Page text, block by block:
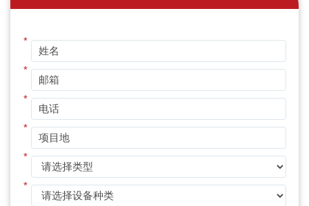
*
*
*
*
*
*